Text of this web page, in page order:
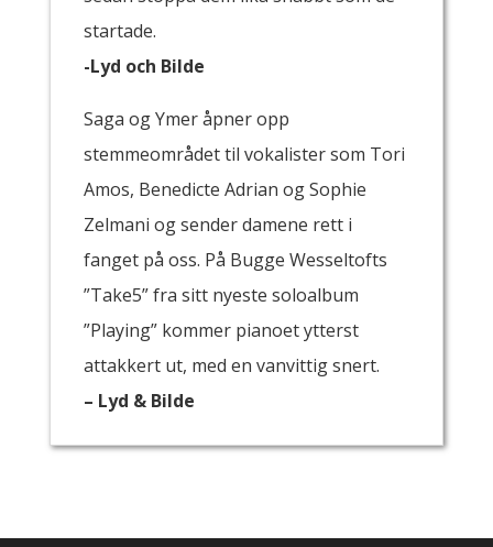
startade.
-Lyd och Bilde
Saga og Ymer åpner opp
stemmeområdet til vokalister som Tori
Amos, Benedicte Adrian og Sophie
Zelmani og sender damene rett i
fanget på oss. På Bugge Wesseltofts
”Take5” fra sitt nyeste soloalbum
”Playing” kommer pianoet ytterst
attakkert ut, med en vanvittig snert.
– Lyd & Bilde